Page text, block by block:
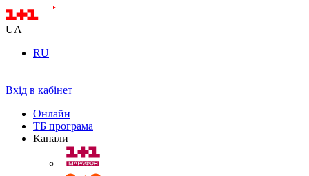
UA
RU
Вхід в кабінет
Онлайн
ТБ програма
Канали